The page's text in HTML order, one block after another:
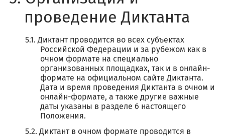
проведение Диктанта
Диктант проводится во всех субъектах
Российской Федерации и за рубежом как в
очном формате на специально
организованных площадках, так и в онлайн-
формате на официальном сайте Диктанта.
Дата и время проведения Диктанта в очном и
онлайн-формате, а также другие важные
даты указаны в разделе 6 настоящего
Положения.
Диктант в очном формате проводится в